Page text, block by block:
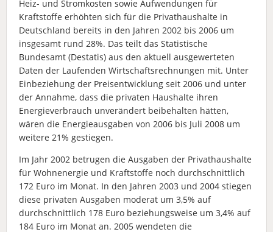
Heiz- und Stromkosten sowie Aufwendungen für
Kraftstoffe erhöhten sich für die Privathaushalte in
Deutschland bereits in den Jahren 2002 bis 2006 um
insgesamt rund 28%. Das teilt das Statistische
Bundesamt (Destatis) aus den aktuell ausgewerteten
Daten der Laufenden Wirtschaftsrechnungen mit. Unter
Einbeziehung der Preisentwicklung seit 2006 und unter
der Annahme, dass die privaten Haushalte ihren
Energieverbrauch unverändert beibehalten hätten,
wären die Energieausgaben von 2006 bis Juli 2008 um
weitere 21% gestiegen.
Im Jahr 2002 betrugen die Ausgaben der Privathaushalte
für Wohnenergie und Kraftstoffe noch durchschnittlich
172 Euro im Monat. In den Jahren 2003 und 2004 stiegen
diese privaten Ausgaben moderat um 3,5% auf
durchschnittlich 178 Euro beziehungsweise um 3,4% auf
184 Euro im Monat an. 2005 wendeten die